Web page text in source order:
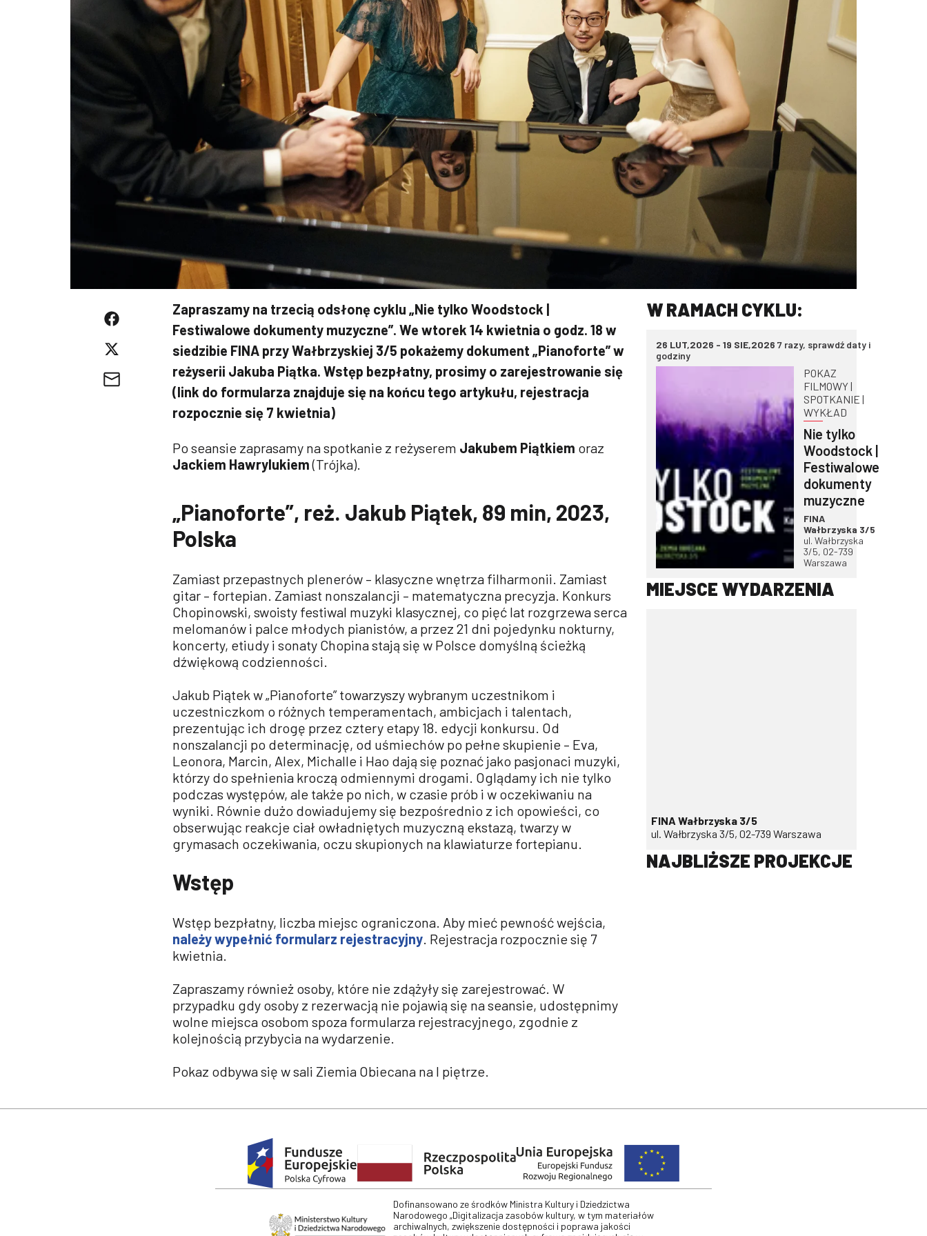
Zapraszamy na trzecią odsłonę cyklu „Nie tylko Woodstock |
Festiwalowe dokumenty muzyczne”. We wtorek 14 kwietnia o godz. 18 w
siedzibie FINA przy Wałbrzyskiej 3/5 pokażemy dokument „Pianoforte” w
reżyserii Jakuba Piątka. Wstęp bezpłatny, prosimy o zarejestrowanie się
(link do formularza znajduje się na końcu tego artykułu, rejestracja
rozpocznie się 7 kwietnia)
Po seansie zaprasamy na spotkanie z reżyserem Jakubem Piątkiem oraz
Jackiem Hawrylukiem(Trójka).
„Pianoforte”, reż. Jakub Piątek, 89 min, 2023,
Polska
Zamiast przepastnych plenerów – klasyczne wnętrza filharmonii. Zamiast
gitar – fortepian. Zamiast nonszalancji – matematyczna precyzja. Konkurs
Chopinowski, swoisty festiwal muzyki klasycznej, co pięć lat rozgrzewa serca
melomanów i palce młodych pianistów, a przez 21 dni pojedynku nokturny,
koncerty, etiudy i sonaty Chopina stają się w Polsce domyślną ścieżką
dźwiękową codzienności.
Jakub Piątek w „Pianoforte” towarzyszy wybranym uczestnikom i
uczestniczkom o różnych temperamentach, ambicjach i talentach,
prezentując ich drogę przez cztery etapy 18. edycji konkursu. Od
nonszalancji po determinację, od uśmiechów po pełne skupienie – Eva,
Leonora, Marcin, Alex, Michalle i Hao dają się poznać jako pasjonaci muzyki,
którzy do spełnienia kroczą odmiennymi drogami. Oglądamy ich nie tylko
podczas występów, ale także po nich, w czasie prób i w oczekiwaniu na
wyniki. Równie dużo dowiadujemy się bezpośrednio z ich opowieści, co
obserwując reakcje ciał owładniętych muzyczną ekstazą, twarzy w
grymasach oczekiwania, oczu skupionych na klawiaturze fortepianu.
Wstęp
Wstęp bezpłatny, liczba miejsc ograniczona. Aby mieć pewność wejścia,
należy wypełnić formularz rejestracyjny . Rejestracja rozpocznie się 7
kwietnia.
Zapraszamy również osoby, które nie zdążyły się zarejestrować. W
przypadku gdy osoby z rezerwacją nie pojawią się na seansie, udostępnimy
wolne miejsca osobom spoza formularza rejestracyjnego, zgodnie z
kolejnością przybycia na wydarzenie.
Pokaz odbywa się w sali Ziemia Obiecana na I piętrze.
W RAMACH CYKLU:
26 LUT,2026 - 19 SIE,2026 7 razy, sprawdź daty i
godziny
POKAZ
FILMOWY |
SPOTKANIE |
WYKŁAD
Nie tylko
Woodstock |
Festiwalowe
dokumenty
muzyczne
FINA
Wałbrzyska 3/5
ul. Wałbrzyska
3/5, 02-739
Warszawa
MIEJSCE WYDARZENIA
FINA Wałbrzyska 3/5
ul. Wałbrzyska 3/5, 02-739 Warszawa
NAJBLIŻSZE PROJEKCJE
Dofinansowano ze środków Ministra Kultury i Dziedzictwa
Narodowego „Digitalizacja zasobów kultury, w tym materiałów
archiwalnych, zwiększenie dostępności i poprawa jakości